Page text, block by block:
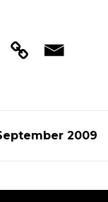
2009